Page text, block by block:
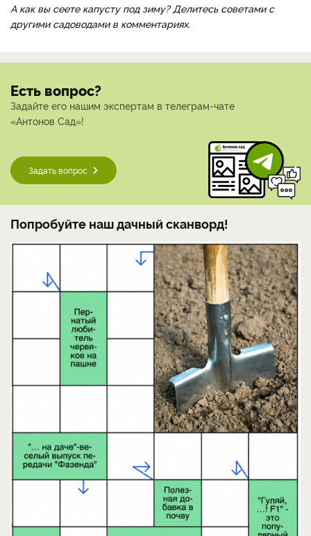
А как вы сеете капусту под зиму? Делитесь советами с
другими садоводами в комментариях.
Есть вопрос?
Задайте его нашим экспертам в телеграм-чате
«Антонов Сад»!
Задать вопрос
Попробуйте наш дачный сканворд!